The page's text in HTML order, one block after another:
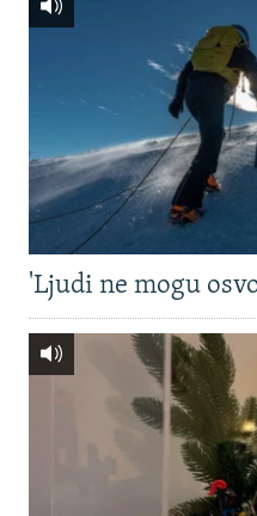
'Ljudi ne mogu